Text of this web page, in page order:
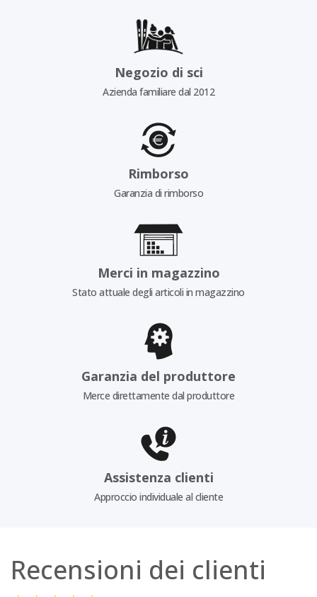
Negozio di sci
Azienda familiare dal 2012
Rimborso
Garanzia di rimborso
Merci in magazzino
Stato attuale degli articoli in magazzino
Garanzia del produttore
Merce direttamente dal produttore
Assistenza clienti
Approccio individuale al cliente
Recensioni dei clienti